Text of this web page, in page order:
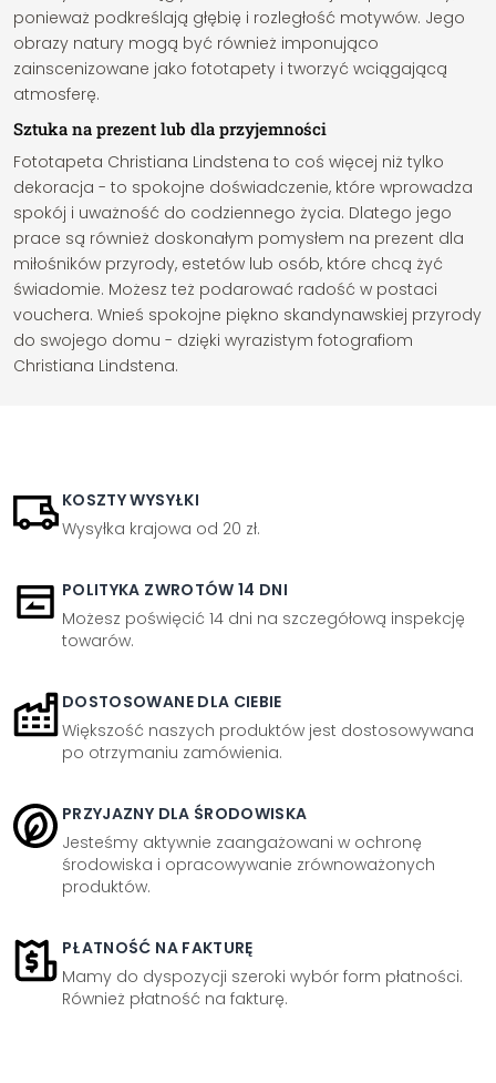
ponieważ podkreślają głębię i rozległość motywów. Jego
obrazy natury mogą być również imponująco
zainscenizowane jako fototapety i tworzyć wciągającą
atmosferę.
Sztuka na prezent lub dla przyjemności
Fototapeta Christiana Lindstena to coś więcej niż tylko
dekoracja - to spokojne doświadczenie, które wprowadza
spokój i uważność do codziennego życia. Dlatego jego
prace są również doskonałym pomysłem na prezent dla
miłośników przyrody, estetów lub osób, które chcą żyć
świadomie. Możesz też podarować radość w postaci
vouchera. Wnieś spokojne piękno skandynawskiej przyrody
do swojego domu - dzięki wyrazistym fotografiom
Christiana Lindstena.
KOSZTY WYSYŁKI
Wysyłka krajowa od 20 zł.
POLITYKA ZWROTÓW 14 DNI
Możesz poświęcić 14 dni na szczegółową inspekcję
towarów.
DOSTOSOWANE DLA CIEBIE
Większość naszych produktów jest dostosowywana
po otrzymaniu zamówienia.
PRZYJAZNY DLA ŚRODOWISKA
Jesteśmy aktywnie zaangażowani w ochronę
środowiska i opracowywanie zrównoważonych
produktów.
PŁATNOŚĆ NA FAKTURĘ
Mamy do dyspozycji szeroki wybór form płatności.
Również płatność na fakturę.